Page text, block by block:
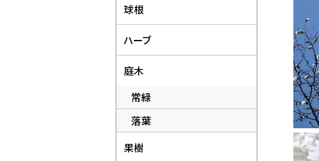
球根
ハーブ
庭木
常緑
落葉
果樹